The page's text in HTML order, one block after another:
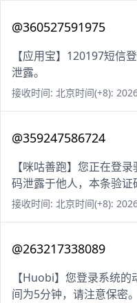
@360527591975
【应用宝】120197短信
泄露。
接收时间: 北京时间(+8):
@359247586724
【咪咕善跑】您正在登
码泄露于他人，本条验证
接收时间: 北京时间(+8):
@263217338089
【Huobi】您登录系统
间为5分钟，请注意保密。